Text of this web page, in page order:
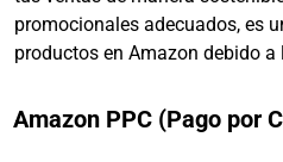
promocionales adecuados, es
productos en Amazon debido
Amazon PPC (Pago por